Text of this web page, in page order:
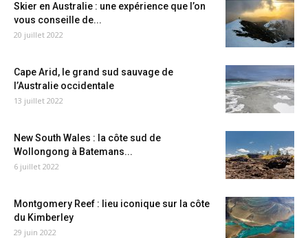
Skier en Australie : une expérience que l’on
vous conseille de...
20 juillet 2022
Cape Arid, le grand sud sauvage de
l’Australie occidentale
13 juillet 2022
New South Wales : la côte sud de
Wollongong à Batemans...
6 juillet 2022
Montgomery Reef : lieu iconique sur la côte
du Kimberley
29 juin 2022